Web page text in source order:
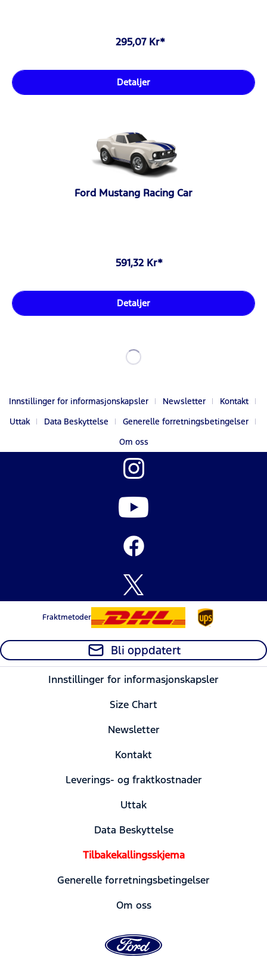
295,07 Kr*
Detaljer
Ford Mustang Racing Car
591,32 Kr*
Detaljer
Innstillinger for informasjonskapsler Newsletter
Kontakt
Uttak
Data Beskyttelse
Generelle forretningsbetingelser
Om oss
Fraktmetoder
Bli oppdatert
Innstillinger for informasjonskapsler
Size Chart
Newsletter
Kontakt
Leverings- og fraktkostnader
Uttak
Data Beskyttelse
Tilbakekallingsskjema
Generelle forretningsbetingelser
Om oss